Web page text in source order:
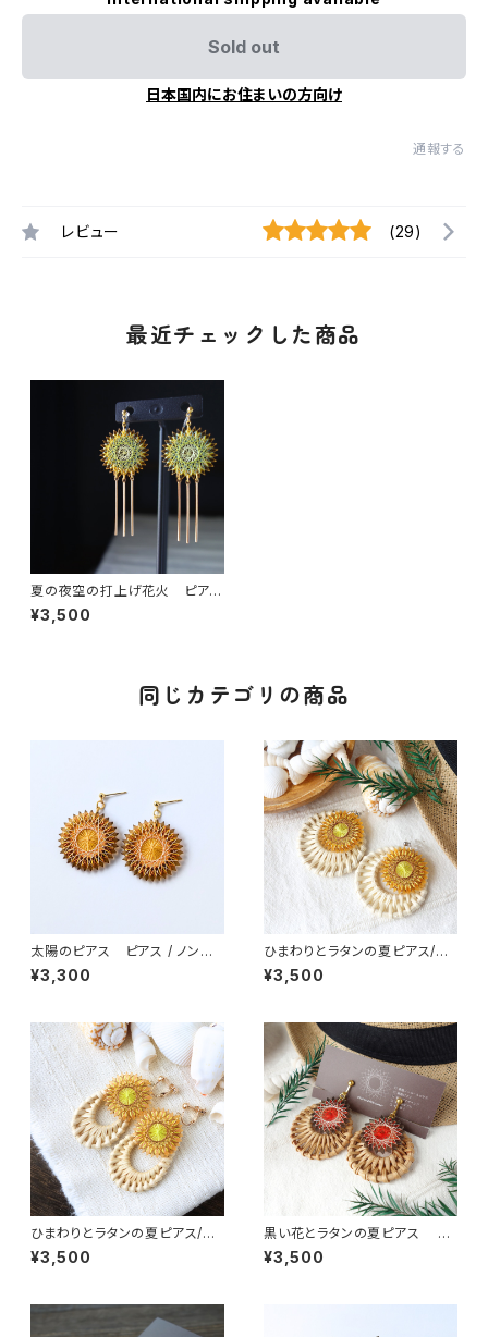
Sold out
日本国内にお住まいの方向け
通報する
レビュー (29)
最近チェックした商品
夏の夜空の打上げ花火 ピアス
/ イヤリング / ノンホールピアス
¥3,500
同じカテゴリの商品
太陽のピアス ピアス / ノンホ
ールピアス / イヤリング
¥3,300
ひまわりとラタンの夏ピアス/ま
る ピアス / イヤリング / ノン
ホールピアス
¥3,500
ひまわりとラタンの夏ピアス/し
ずく ピアス / イヤリング / ノン
ホールピアス
¥3,500
黒い花とラタンの夏ピアス ピ
アス / イヤリング / ノンホールピ
アス
¥3,500